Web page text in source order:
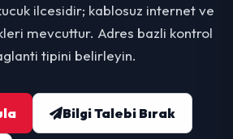
ilcesidir; kablosuz internet ve
mevcuttur. Adres bazli kontrol
tipini belirleyin.
Bilgi Talebi Bırak